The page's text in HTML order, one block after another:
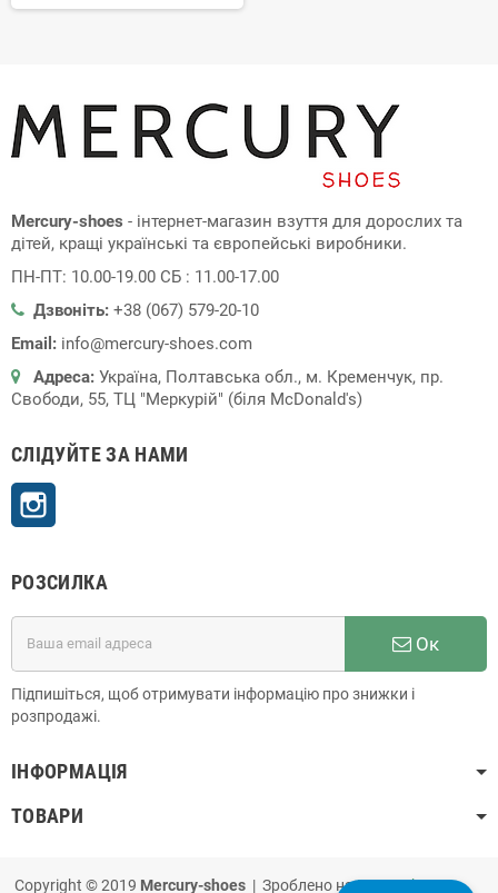
Mercury-shoes - інтернет-магазин взуття для дорослих та
дітей, кращі українські та європейські виробники.
ПН-ПТ: 10.00-19.00 СБ : 11.00-17.00
Дзвоніть: +38 (067) 579-20-10
Email: info@mercury-shoes.com
Адреса: Україна, Полтавська обл., м. Кременчук, пр.
Свободи, 55, ТЦ "Меркурій" (біля McDonald's)
СЛІДУЙТЕ ЗА НАМИ
РОЗСИЛКА
Ок
Підпишіться, щоб отримувати інформацію про знижки і
розпродажі.
ІНФОРМАЦІЯ
ТОВАРИ
Copyright © 2019 Mercury-shoes | Зроблено наPrestaShop